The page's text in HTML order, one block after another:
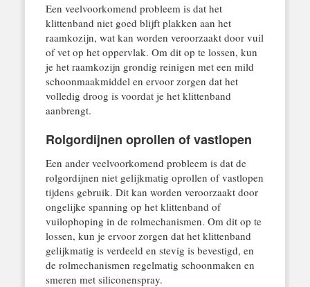
Een veelvoorkomend probleem is dat het
klittenband niet goed blijft plakken aan het
raamkozijn, wat kan worden veroorzaakt door vuil
of vet op het oppervlak. Om dit op te lossen, kun
je het raamkozijn grondig reinigen met een mild
schoonmaakmiddel en ervoor zorgen dat het
volledig droog is voordat je het klittenband
aanbrengt.
Rolgordijnen oprollen of vastlopen
Een ander veelvoorkomend probleem is dat de
rolgordijnen niet gelijkmatig oprollen of vastlopen
tijdens gebruik. Dit kan worden veroorzaakt door
ongelijke spanning op het klittenband of
vuilophoping in de rolmechanismen. Om dit op te
lossen, kun je ervoor zorgen dat het klittenband
gelijkmatig is verdeeld en stevig is bevestigd, en
de rolmechanismen regelmatig schoonmaken en
smeren met siliconenspray.